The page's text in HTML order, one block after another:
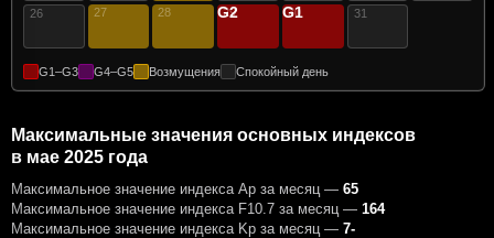
26 27 28 29
G2 30
G1 31
G1–G3 G4–G5 Возмущения Спокойный день
Максимальные значения основных индексов
в мае 2025 года
Максимальное значение индекса Ap за месяц — 65
Максимальное значение индекса F10.7 за месяц — 164
Максимальное значение индекса Kp за месяц — 7-